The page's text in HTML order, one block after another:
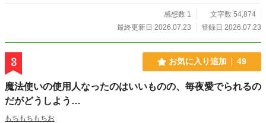
感想数 1
文字数 54,874
最終更新日 2026.07.23
登録日 2026.07.23
3 お気に入り追加 49
魔法使いの使用人なったのはいいものの、毎夜愛でられるの
だがどうしよう…
もちもちもちお